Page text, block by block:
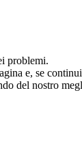
problemi.
e, se
del nostro